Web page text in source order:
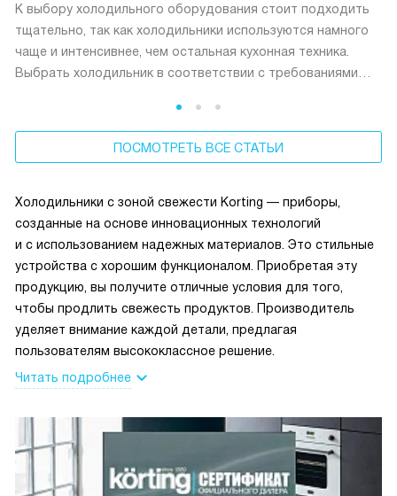
К выбору холодильного оборудования стоит подходить
тщательно, так как холодильники используются намного
чаще и интенсивнее, чем остальная кухонная техника.
Выбрать холодильник в соответствии с требованиями
ПОСМОТРЕТЬ ВСЕ СТАТЬИ
Холодильники с зоной свежести Korting — приборы,
созданные на основе инновационных технологий
и с использованием надежных материалов. Это стильные
устройства с хорошим функционалом. Приобретая эту
продукцию, вы получите отличные условия для того,
чтобы продлить свежесть продуктов. Производитель
уделяет внимание каждой детали, предлагая
пользователям высококлассное решение.
Читать подробнее